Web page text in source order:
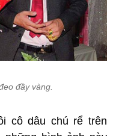
đầy vàng.
cô dâu chú rể trên